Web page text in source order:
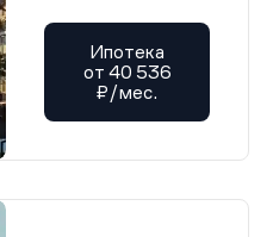
Ипотека
от 40 536
₽/мес.